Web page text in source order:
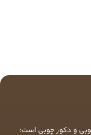
و دکور چوبی است؛